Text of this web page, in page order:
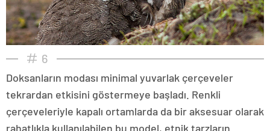
6
Doksanların modası minimal yuvarlak çerçeveler
tekrardan etkisini göstermeye başladı. Renkli
çerçeveleriyle kapalı ortamlarda da bir aksesuar olarak
rahatlıkla kullanılabilen bu model, etnik tarzların